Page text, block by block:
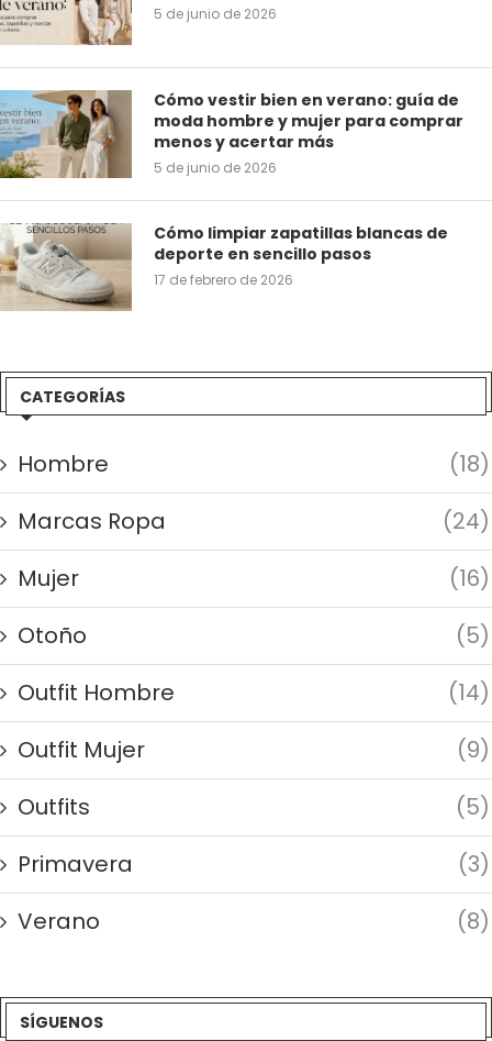
5 de junio de 2026
Cómo vestir bien en verano: guía de
moda hombre y mujer para comprar
menos y acertar más
5 de junio de 2026
Cómo limpiar zapatillas blancas de
deporte en sencillo pasos
17 de febrero de 2026
CATEGORÍAS
Hombre
(18)
Marcas Ropa
(24)
Mujer
(16)
Otoño
(5)
Outfit Hombre
(14)
Outfit Mujer
(9)
Outfits
(5)
Primavera
(3)
Verano
(8)
SÍGUENOS